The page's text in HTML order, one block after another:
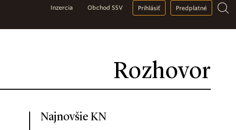
Rozhovor
Inzercia Obchod SSV Prihlásiť Predplatné
Najnovšie KN